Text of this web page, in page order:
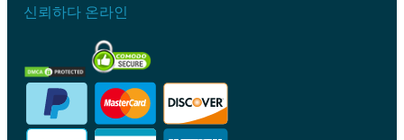
신뢰하다 온라인